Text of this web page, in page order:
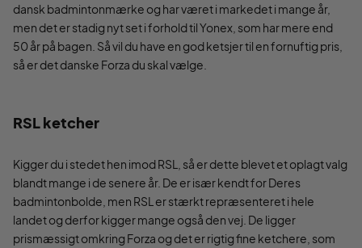
dansk badmintonmærke og har været i markedet i mange år,
men det er stadig nyt set i forhold til Yonex, som har mere end
50 år på bagen. Så vil du have en god ketsjer til en fornuftig pris,
så er det danske Forza du skal vælge.
RSL ketcher
Kigger du i stedet hen imod RSL, så er dette blevet et oplagt valg
blandt mange i de senere år. De er især kendt for Deres
badmintonbolde, men RSL er stærkt repræsenteret i hele
landet og derfor kigger mange også den vej. De ligger
prismæssigt omkring Forza og det er rigtig fine ketchere, som